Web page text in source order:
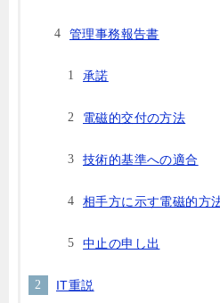
管理事務報告書
承諾
電磁的交付の方法
技術的基準への適合
相手方に示す電磁的方
中止の申し出
IT重説